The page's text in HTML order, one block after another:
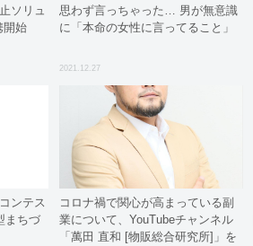
ソリュ
開始
思わず言っちゃった… 男が無意識
に「本命の女性に言ってること」
2021.12.27
ンテス
まちづ
コロナ禍で関心が高まっている副
業について、YouTubeチャンネル
「萬田 直和 [物販総合研究所]」を